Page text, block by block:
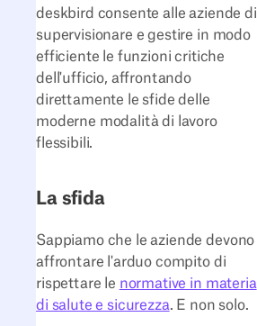
deskbird consente alle aziende di
supervisionare e gestire in modo
efficiente le funzioni critiche
dell'ufficio, affrontando
direttamente le sfide delle
moderne modalità di lavoro
flessibili.
La sfida
Sappiamo che le aziende devono
affrontare l'arduo compito di
rispettare le normative in materia
di salute e sicurezza. E non solo.